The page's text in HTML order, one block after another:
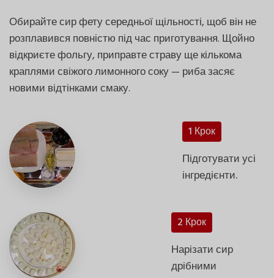
Обирайте сир фету середньої щільності, щоб він не
розплавився повністю під час приготування. Щойно
відкриєте фольгу, приправте страву ще кількома
краплями свіжого лимонного соку — риба засяє
новими відтінками смаку.
1 Крок
Підготувати усі
інгредієнти.
2 Крок
Нарізати сир
дрібними